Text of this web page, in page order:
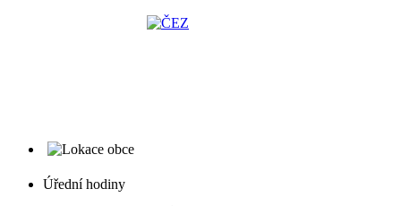
Úřední hodiny